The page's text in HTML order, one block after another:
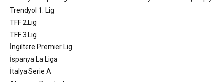
Trendyol 1. Lig
TFF 2.Lig
TFF 3.Lig
İngiltere Premier Lig
İspanya La Liga
İtalya Serie A